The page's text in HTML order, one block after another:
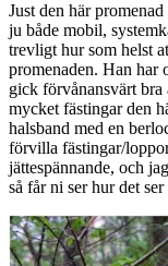
Just den här
ju både mobil,
trevligt hur som helst
promenaden. Han har
gick förvånansvärt
mycket fästingar den
halsband med en
förvilla fästingar/
jättespännande, och
så får ni ser hur det ser